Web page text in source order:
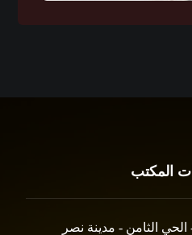
المكتب
الحي الثامن - مدينة نصر